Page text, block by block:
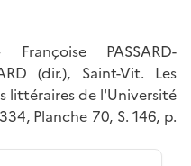
Françoise PASSARD-
(dir.), Saint-Vit. Les
littéraires de l'Université
Planche 70, S. 146, p.